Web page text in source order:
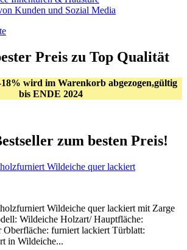
Kunden und Sozial Media
Preis zu Top Qualität
wird im Warenkorb abgezogen,gültig
bis ENDE 2024
zum besten Preis!
Wildeiche quer lackiert
Wildeiche quer lackiert mit Zarge
Wildeiche Holzart/ Hauptfläche:
Oberfläche: furniert lackiert Türblatt:
in Wildeiche...